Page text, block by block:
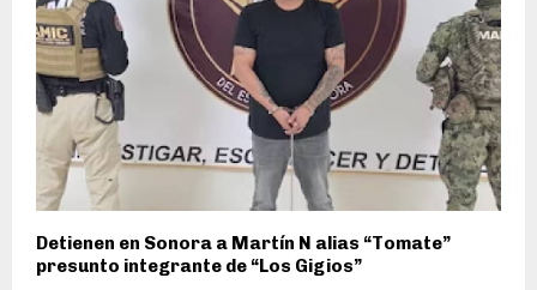
Detienen en Sonora a Martín N alias “Tomate”
presunto integrante de “Los Gigios”